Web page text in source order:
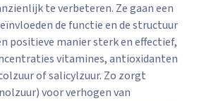
te verbeteren. Ze gaan een
de functie en de structuur
positieve manier sterk en effectief,
vitamines, antioxidanten
of salicylzuur. Zo zorgt
voor verhogen van